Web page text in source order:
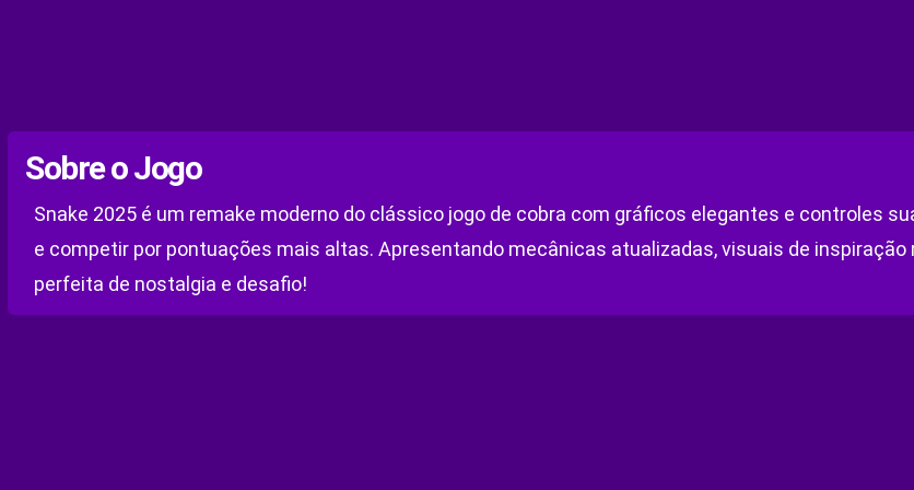
Sobre o Jogo
Snake 2025 é um remake moderno do clássico jogo de cobra com gráficos elegantes e controles
e competir por pontuações mais altas. Apresentando mecânicas atualizadas, visuais de
perfeita de nostalgia e desafio!